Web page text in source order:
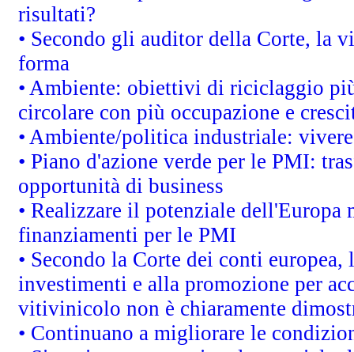
risultati?
• Secondo gli auditor della Corte, la
forma
• Ambiente: obiettivi di riciclaggio
circolare con più occupazione e
• Ambiente/politica industriale:
• Piano d'azione verde per le PMI:
opportunità di business
• Realizzare il potenziale
finanziamenti per le PMI
• Secondo la Corte dei conti
investimenti e alla promozione per
vitivinicolo non è chiaramente
• Continuano a migliorare le